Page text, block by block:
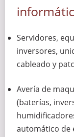
Servidores,
inversores,
cableado y
Avería de
(baterías,
automático de